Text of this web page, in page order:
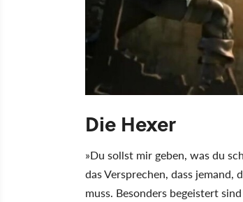
Die Hexer
»Du sollst mir geben, was du
das Versprechen, dass jemand,
muss. Besonders begeistert